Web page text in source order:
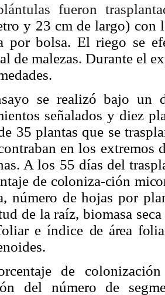
fueron
y 23 cm de largo) con
por bolsa. El riego se
de malezas. Durante el
se realizó bajo un
señalados y diez
35 plantas que se
en los extremos
A los 55 días del
de coloniza-ción
número de hojas por
de la raíz, biomasa
e índice de área
de
del número de